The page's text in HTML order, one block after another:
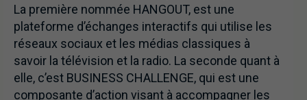
La première nommée HANGOUT, est une
plateforme d’échanges interactifs qui utilise les
réseaux sociaux et les médias classiques à
savoir la télévision et la radio. La seconde quant à
elle, c’est BUSINESS CHALLENGE, qui est une
composante d’action visant à accompagner les